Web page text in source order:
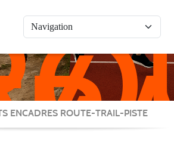
/
ENCADRES ROUTE-TRAIL-PISTE